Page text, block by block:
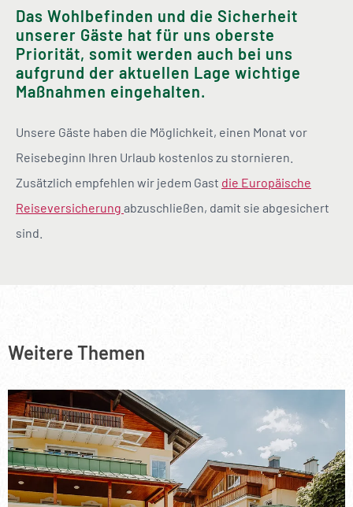
Das Wohlbefinden und die Sicherheit
unserer Gäste hat für uns oberste
Priorität, somit werden auch bei uns
aufgrund der aktuellen Lage wichtige
Maßnahmen eingehalten.
Unsere Gäste haben die Möglichkeit, einen Monat vor
Reisebeginn Ihren Urlaub kostenlos zu stornieren.
Zusätzlich empfehlen wir jedem Gast die Europäische
Reiseversicherung abzuschließen, damit sie abgesichert
sind.
Weitere Themen